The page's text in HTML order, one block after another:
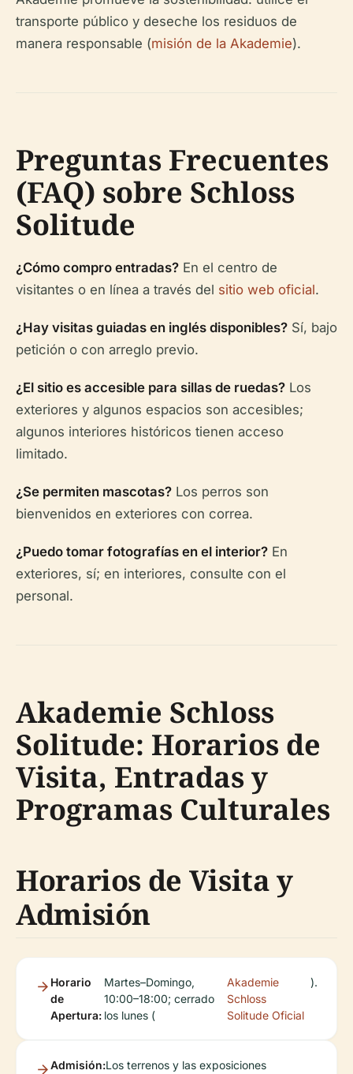
transporte público y deseche los residuos de
manera responsable (misión de la Akademie).
Preguntas Frecuentes
(FAQ) sobre Schloss
Solitude
¿Cómo compro entradas? En el centro de
visitantes o en línea a través del sitio web oficial.
¿Hay visitas guiadas en inglés disponibles? Sí, bajo
petición o con arreglo previo.
¿El sitio es accesible para sillas de ruedas? Los
exteriores y algunos espacios son accesibles;
algunos interiores históricos tienen acceso
limitado.
¿Se permiten mascotas? Los perros son
bienvenidos en exteriores con correa.
¿Puedo tomar fotografías en el interior? En
exteriores, sí; en interiores, consulte con el
personal.
Akademie Schloss
Solitude: Horarios de
Visita, Entradas y
Programas Culturales
Horarios de Visita y
Admisión
Horario
de
Apertura:
Martes–Domingo,
10:00–18:00; cerrado
los lunes (
Akademie
Schloss
Solitude Oficial
).
Admisión:Los terrenos y las exposiciones